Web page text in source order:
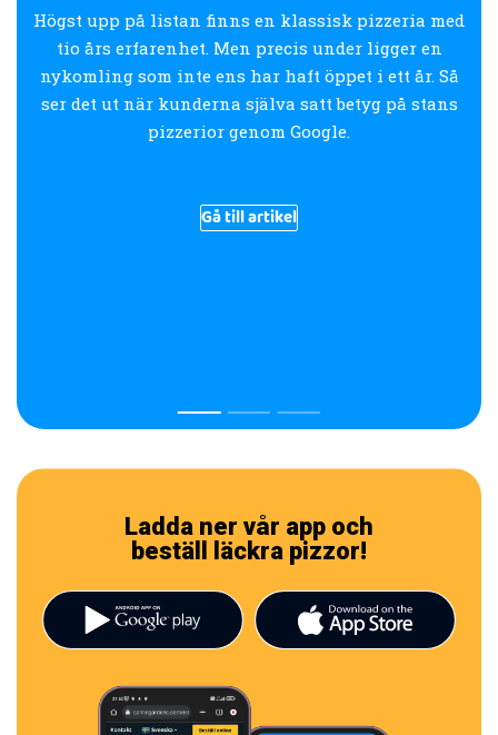
Högst upp på listan finns en klassisk pizzeria med
tio års erfarenhet. Men precis under ligger en
nykomling som inte ens har haft öppet i ett år. Så
ser det ut när kunderna själva satt betyg på stans
pizzerior genom Google.
Gå till artikel
Ladda ner vår app och
beställ läckra pizzor!